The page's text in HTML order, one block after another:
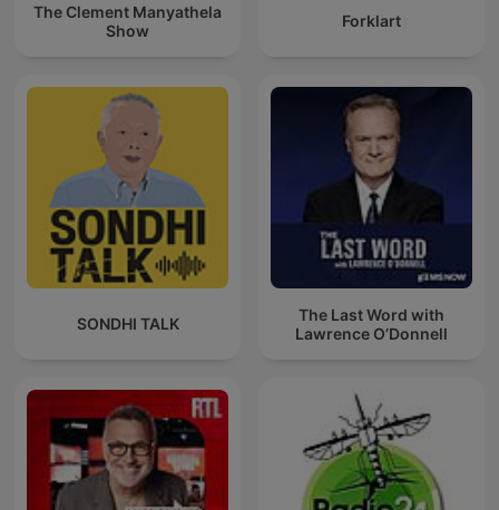
The Clement Manyathela
Show
Forklart
SONDHI TALK
The Last Word with
Lawrence O’Donnell